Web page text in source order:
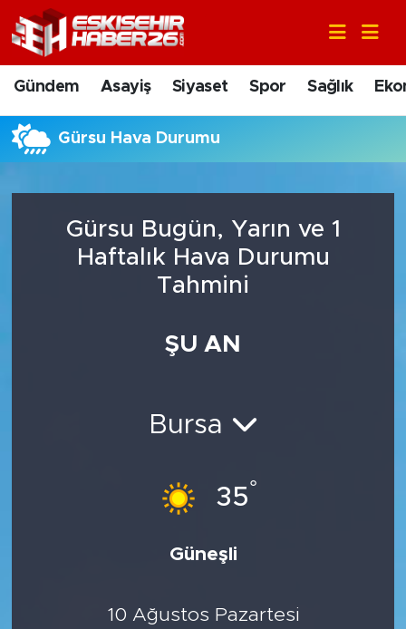
Gündem Asayiş Siyaset Spor Sağlık
Gürsu Hava Durumu
Gürsu Bugün, Yarın ve 1
Haftalık Hava Durumu
Tahmini
ŞU AN
Bursa
35°
Güneşli
10 Ağustos Pazartesi
Gündem
Asayiş
Siyaset
Sağlık
Nöbetçi Eczaneler
Hava Durumu
Trafik Durumu
Tüm Manşetler